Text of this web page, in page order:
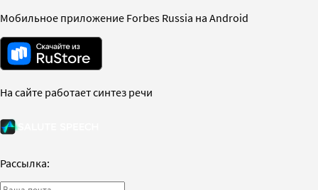
Мобильное приложение Forbes Russia на Android
На сайте работает синтез речи
Рассылка: